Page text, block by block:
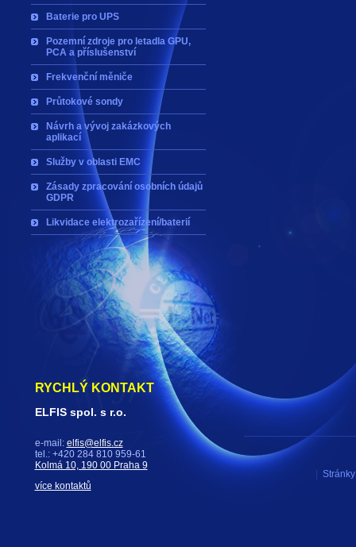
Baterie pro UPS
Pozemní zdroje pro letadla GPU,
PCA a příslušenství
Frekvenční měniče
Průtokové sondy
Návrh a vývoj zakázkových
aplikací
Služby v oblasti EMC
Zásady zpracování osobních údajů
GDPR
Likvidace elektrozařízení/baterií
RYCHLÝ KONTAKT
ELFIS spol. s r.o.
e-mail: elfis@elfis.cz
tel.: +420 284 810 959-61
Kolmá 10, 190 00 Praha 9
více kontaktů